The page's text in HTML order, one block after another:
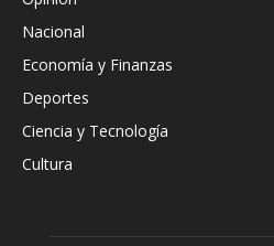
Nacional
Economía y Finanzas
Deportes
Ciencia y Tecnología
Cultura